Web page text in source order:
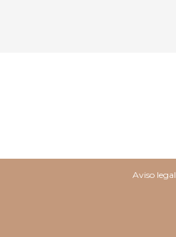
Aviso legal